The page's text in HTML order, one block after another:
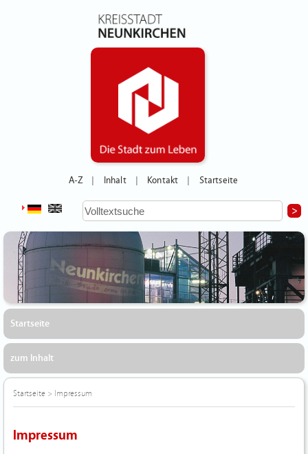
A-Z Inhalt Kontakt Startseite
Startseite
zum Inhalt
Startseite > Impressum
Impressum